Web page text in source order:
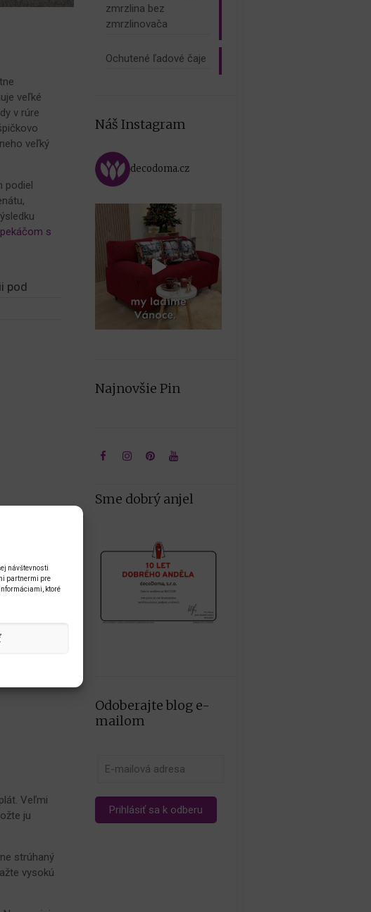
návštevnosti
partnermi pre
ktoré
veľké
v rúre
veľký
podiel
s
pod
Veľmi
ju
strúhaný
vysokú
zmrzlina bez
zmrzlinovača
Ochutené ľadové čaje
Náš Instagram
decodoma.cz
Najnovšie Pin
Sme dobrý anjel
Odoberajte blog e-
mailom